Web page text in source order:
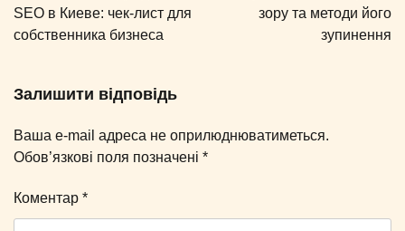
SEO в Киеве: чек-лист для
собственника бизнеса
зору та методи його
зупинення
Залишити відповідь
Ваша e-mail адреса не оприлюднюватиметься.
Обов’язкові поля позначені *
Коментар *